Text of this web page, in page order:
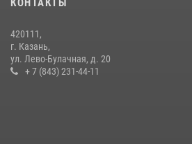
праздничное богослужение
28 июля 2026, 09:38 4
КОНТАКТЫ
420111,
г. Казань,
ул. Лево-Булачная, д. 20
+ 7 (843) 231-44-11